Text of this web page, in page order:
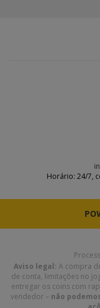
Horário: 24/7,
Aviso legal: A compra
de conta, limitações no
entregar os coins com
vendedor – não